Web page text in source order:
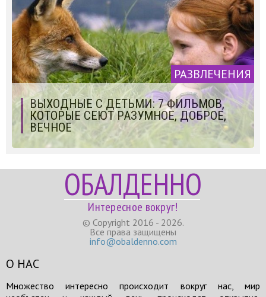
РАЗВЛЕЧЕНИЯ
ВЫХОДНЫЕ С ДЕТЬМИ: 7 ФИЛЬМОВ,
КОТОРЫЕ СЕЮТ РАЗУМНОЕ, ДОБРОЕ,
ВЕЧНОЕ
ОБАЛДЕННО
Интересное вокруг!
© Copyright 2016 - 2026.
Все права защищены
info@obaldenno.com
О НАС
Множество интересно происходит вокруг нас, мир